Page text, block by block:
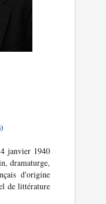
janvier 1940
dramaturge,
d'origine
de littérature